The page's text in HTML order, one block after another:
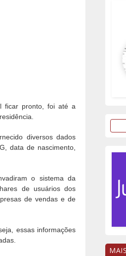
ficar pronto, foi até a
diversos dados
data de nascimento,
o sistema da
de usuários dos
de vendas e de
essas informações